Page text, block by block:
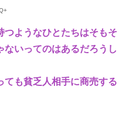
つようなひとたちはそもそ
ないってのはあるだろうし
ても貧乏人相手に商売する